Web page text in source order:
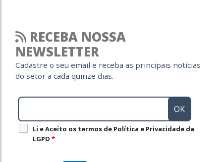
RECEBA NOSSA
NEWSLETTER
Cadastre o seu email e receba as principais notícias
do setor a cada quinze dias.
Li e Aceito os termos de Política e Privacidade da
LGPD *